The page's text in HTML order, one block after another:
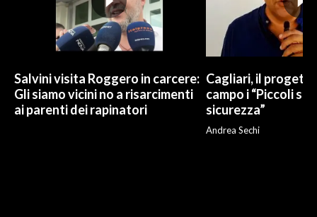
Salvini visita Roggero in carcere:
Gli siamo vicini no a risarcimenti
ai parenti dei rapinatori
Cagliari, il
campo i “Piccoli
sicurezza”
Andrea Sechi